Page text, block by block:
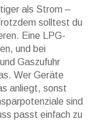
als Strom –
solltest du
Eine LPG-
und bei
Gaszufuhr
Wer Geräte
anliegt, sonst
sind
passt einfach zu